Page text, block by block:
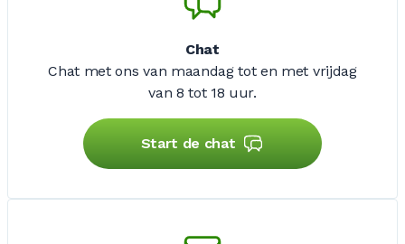
Chat
Chat met ons van maandag tot en met vrijdag
van 8 tot 18 uur.
Start de chat